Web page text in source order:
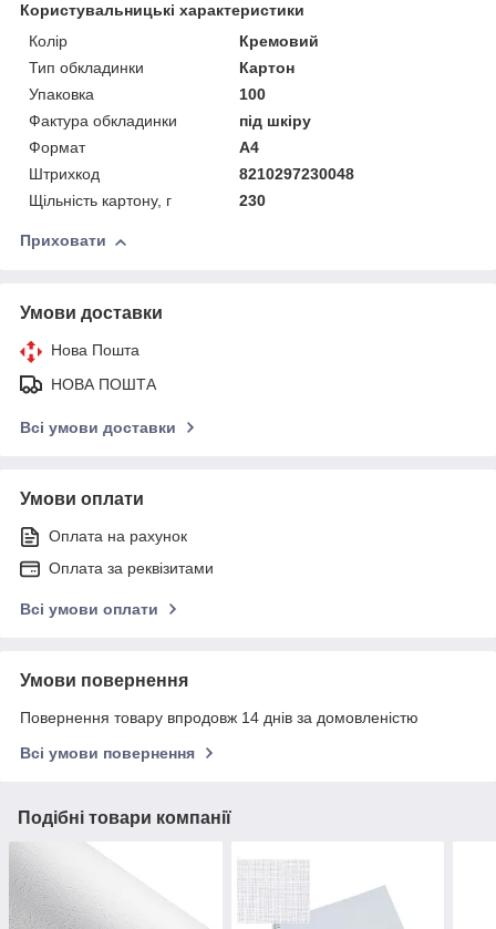
Користувальницькі характеристики
Колір
Кремовий
Тип обкладинки
Картон
Упаковка
100
Фактура обкладинки
під шкіру
Формат
A4
Штрихкод
8210297230048
Щільність картону, г
230
Приховати
Умови доставки
Нова Пошта
НОВА ПОШТА
Всі умови доставки
Умови оплати
Оплата на рахунок
Оплата за реквізитами
Всі умови оплати
Умови повернення
Повернення товару впродовж 14 днів за домовленістю
Всі умови повернення
Подібні товари компанії